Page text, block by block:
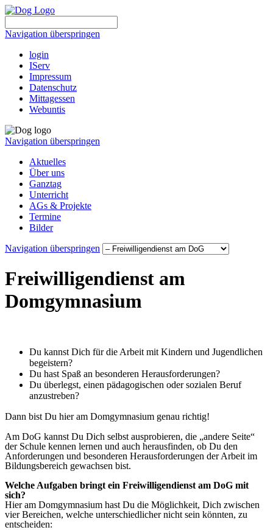
Navigation überspringen
login
IServ
Impressum
Datenschutz
Mittagessen
Webuntis
Navigation überspringen
Aktuelles
Über uns
Ganztag
Unterricht
AGs & Projekte
Termine
Bilder
Navigation überspringen
Freiwilligendienst am
Domgymnasium
Du kannst Dich für die Arbeit mit Kindern und Jugendlichen
begeistern?
Du hast Spaß an besonderen Herausforderungen?
Du überlegst, einen pädagogischen oder sozialen Beruf
anzustreben?
Dann bist Du hier am Domgymnasium genau richtig!
Am DoG kannst Du Dich selbst ausprobieren, die „andere Seite“
der Schule kennen lernen und auch herausfinden, ob Du den
Anforderungen und besonderen Herausforderungen der Arbeit im
Bildungsbereich gewachsen bist.
Welche Aufgaben bringt ein Freiwilligendienst am DoG mit
sich?
Hier am Domgymnasium hast Du die Möglichkeit, Dich zwischen
vier Bereichen, welche unterschiedlicher nicht sein könnten, zu
entscheiden: